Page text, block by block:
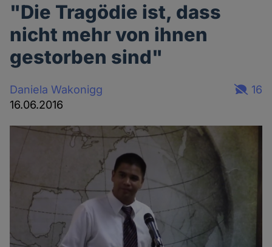
"Die Tragödie ist, dass
nicht mehr von ihnen
gestorben sind"
Daniela Wakonigg
16.06.2016
16